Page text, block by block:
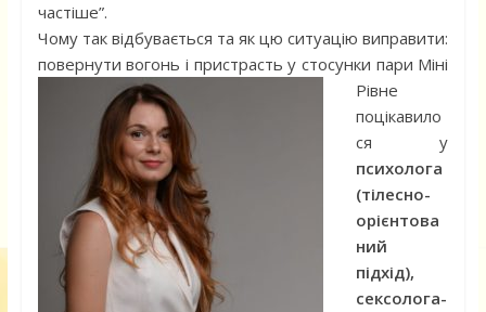
частіше”.
Чому так відбувається та як цю ситуацію виправити:
повернути вогонь і пристрасть у стосунки пари Міні
Рівне
поцікавило
ся у
психолога
(тілесно-
орієнтова
ний
підхід),
сексолога-